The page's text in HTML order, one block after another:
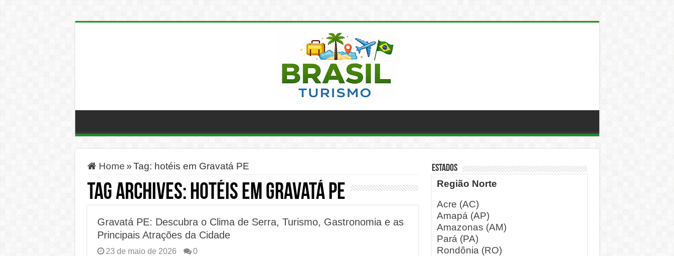
Home »Tag: hotéis em Gravatá PE
Tag Archives: hotéis em Gravatá PE
Gravatá PE: Descubra o Clima de Serra, Turismo, Gastronomia e as
Principais Atrações da Cidade
23 de maio de 2026 0
ESTADOS
Região Norte
Acre (AC)
Amapá (AP)
Amazonas (AM)
Pará (PA)
Rondônia (RO)